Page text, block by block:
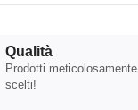
Qualità
Prodotti meticolosamente
scelti!